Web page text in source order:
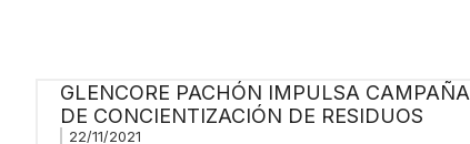
GLENCORE PACHÓN IMPULSA CAMPAÑA
DE CONCIENTIZACIÓN DE RESIDUOS
22/11/2021